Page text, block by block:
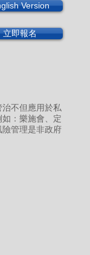
不但應用於私
：樂施會、定
管理是非政府
Version
立即報名